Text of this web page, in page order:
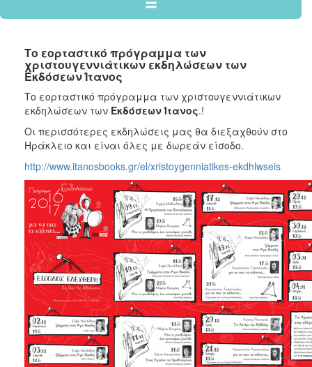
2024
2022
2021
2020
2018
2017
2016
2015
2012
2011
ΔΗΜΟΣ
ΠΟΛΙΤΙΣΜΟΣ
Το εορταστικό πρόγραμμα των
χριστουγεννιάτικων εκδηλώσεων των
Εκδόσεων Ίτανος
Το εορταστικό πρόγραμμα των χριστουγεννιάτικων
εκδηλώσεων των Εκδόσεων Ίτανος.!
Οι περισσότερες εκδηλώσεις μας θα διεξαχθούν στο
Ηράκλειο και είναι όλες με δωρεάν είσοδο.
http://www.itanosbooks.gr/el/xristoygenniatikes-ekdhlwseis